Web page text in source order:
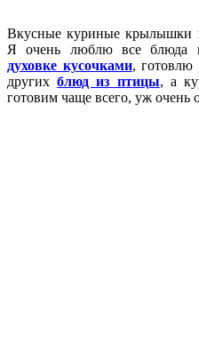
Вкусные куриные крылышки
Я очень люблю все блюда
духовке кусочками, готовлю
другихблюд из птицы, а
готовим чаще всего, уж очень